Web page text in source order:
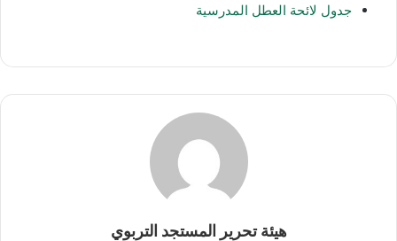
جدول لائحة العطل المدرسية
هيئة تحرير المستجد التربوي